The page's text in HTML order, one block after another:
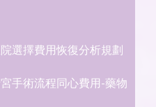
選擇費用恢復分析規劃
手術流程同心費用-藥物